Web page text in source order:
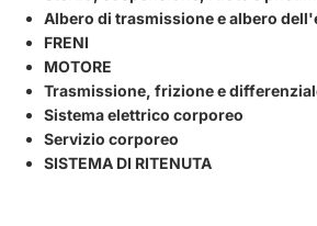
Albero di trasmissione e albero
FRENI
MOTORE
Trasmissione, frizione e
Sistema elettrico corporeo
Servizio corporeo
SISTEMA DI RITENUTA